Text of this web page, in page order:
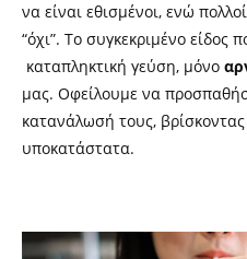
να είναι εθισμένοι, ενώ
“όχι”. Το συγκεκριμένο είδος
καταπληκτική γεύση, μόνο
μας. Οφείλουμε να
κατανάλωσή τους, βρίσκοντας
υποκατάστατα.